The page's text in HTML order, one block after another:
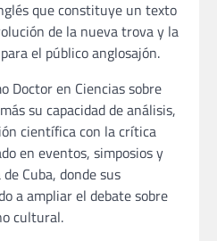
que constituye un texto
de la nueva trova y la
el público anglosajón.
Doctor en Ciencias sobre
su capacidad de análisis,
científica con la crítica
en eventos, simposios y
Cuba, donde sus
a ampliar el debate sobre
cultural.